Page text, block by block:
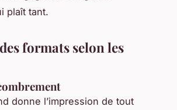
plaît tant.
formats selon les
donne l’impression de tout